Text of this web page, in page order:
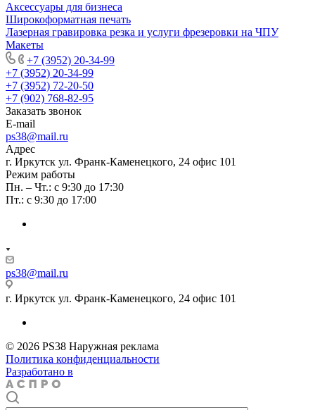
Аксессуары для бизнеса
Широкоформатная печать
Лазерная гравировка резка и услуги фрезеровки на ЧПУ
Макеты
+7 (3952) 20-34-99
+7 (3952) 20-34-99
+7 (3952) 72-20-50
+7 (902) 768-82-95
Заказать звонок
E-mail
ps38@mail.ru
Адрес
г. Иркутск ул. Франк-Каменецкого, 24 офис 101
Режим работы
Пн. – Чт.: с 9:30 до 17:30
Пт.: с 9:30 до 17:00
ps38@mail.ru
г. Иркутск ул. Франк-Каменецкого, 24 офис 101
© 2026 PS38 Наружная реклама
Политика конфиденциальности
Разработано в